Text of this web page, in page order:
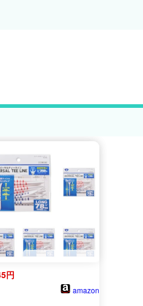
円
amazon